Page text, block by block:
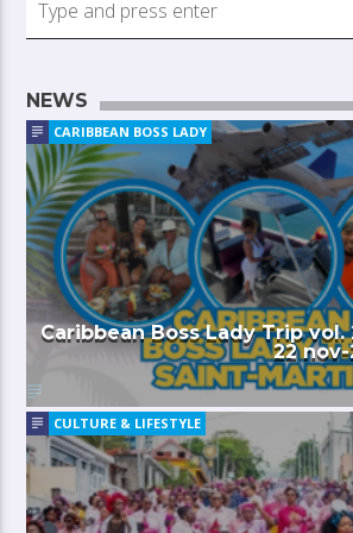
NEWS
CARIBBEAN BOSS LADY
Caribbean Boss Lady Trip vol.
22
CULTURE & LIFESTYLE